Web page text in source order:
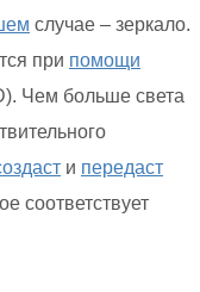
случае – зеркало.
при помощи
Чем больше света
и передаст
соответствует